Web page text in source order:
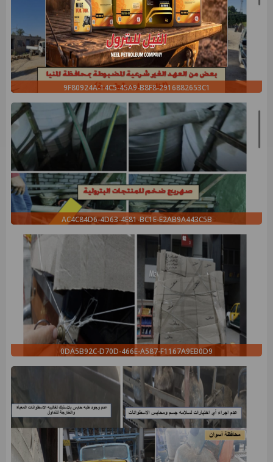
9F80924A-14C5-45A9-B8F8-2916882653C1
AC4C84D6-4D63-4E81-BC1E-E2AB9A443C5B
0DA5B92C-D70D-466E-A587-F1167A9EB0D9